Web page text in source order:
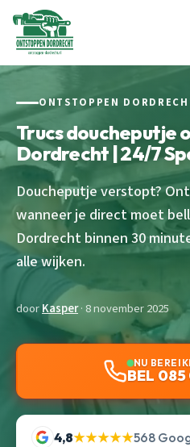
ONTSTOPPEN
Trucs doucheputje
Dordrecht | 24/7
Doucheputje verstopt?
wanneer je direct moet
Dordrecht binnen 30
alle wijken.
doorKasper· 8 november 2025
NU
BEL
4,8★★★★★568